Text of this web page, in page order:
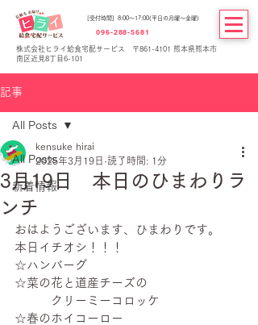
[受付時間] 8:00～17:00(平日の月曜～金曜)
096-288-5681
株式会社ヒライ給食宅配サービス 〒861-4101 熊本県熊本市
南区近見8丁目6-101
記事
All Posts
新着情報
All Posts
3月19日 本日のひまわりラ
ンチ
kensuke hirai
2025年3月19日 読了時間: 1分
おはようございます、ひまわりです。
本日イチオシ！！！
☆ハンバーグ
☆菜の花と道産チーズの
クリーミーコロッケ
☆春のホイコーロー